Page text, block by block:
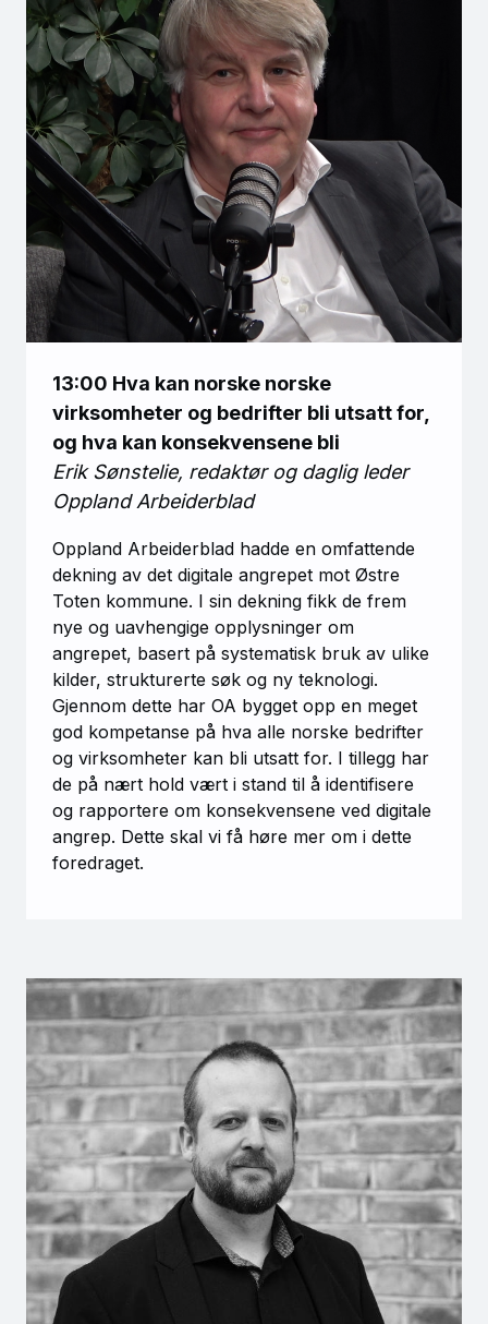
13:00 Hva kan norske norske
virksomheter og bedrifter bli utsatt for,
og hva kan konsekvensene bli
Erik Sønstelie, redaktør og daglig leder
Oppland Arbeiderblad
Oppland Arbeiderblad hadde en omfattende
dekning av det digitale angrepet mot Østre
Toten kommune. I sin dekning fikk de frem
nye og uavhengige opplysninger om
angrepet, basert på systematisk bruk av ulike
kilder, strukturerte søk og ny teknologi.
Gjennom dette har OA bygget opp en meget
god kompetanse på hva alle norske bedrifter
og virksomheter kan bli utsatt for. I tillegg har
de på nært hold vært i stand til å identifisere
og rapportere om konsekvensene ved digitale
angrep. Dette skal vi få høre mer om i dette
foredraget.